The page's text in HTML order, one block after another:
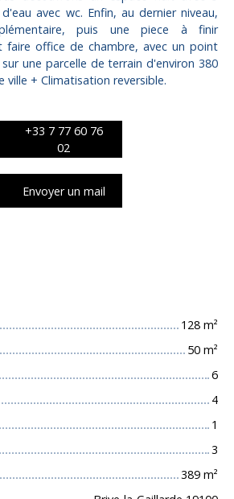
avec wc. Enfin, au dernier niveau,
puis une piece à finir
faire office de chambre, avec un point
une parcelle de terrain d'environ 380
ville + Climatisation reversible.
+33 7 77 60 76
02
Envoyer un mail
128 m²
50 m²
6
4
1
3
389 m²